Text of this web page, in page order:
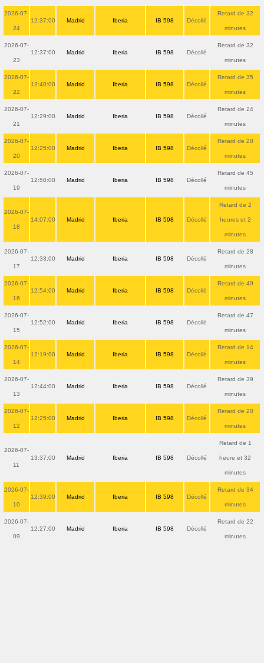
2026-07-
24
12:37:00 Madrid Iberia IB 598 Décollé
Retard de 32
minutes
2026-07-
23
12:37:00 Madrid Iberia IB 598 Décollé
Retard de 32
minutes
2026-07-
22
12:40:00 Madrid Iberia IB 598 Décollé
Retard de 35
minutes
2026-07-
21
12:29:00 Madrid Iberia IB 598 Décollé
Retard de 24
minutes
2026-07-
20
12:25:00 Madrid Iberia IB 598 Décollé
Retard de 20
minutes
2026-07-
19
12:50:00 Madrid Iberia IB 598 Décollé
Retard de 45
minutes
2026-07-
18
14:07:00 Madrid Iberia IB 598 Décollé
Retard de 2
heures et 2
minutes
2026-07-
17
12:33:00 Madrid Iberia IB 598 Décollé
Retard de 28
minutes
2026-07-
16
12:54:00 Madrid Iberia IB 598 Décollé
Retard de 49
minutes
2026-07-
15
12:52:00 Madrid Iberia IB 598 Décollé
Retard de 47
minutes
2026-07-
14
12:19:00 Madrid Iberia IB 598 Décollé
Retard de 14
minutes
2026-07-
13
12:44:00 Madrid Iberia IB 598 Décollé
Retard de 39
minutes
2026-07-
12
12:25:00 Madrid Iberia IB 598 Décollé
Retard de 20
minutes
2026-07-
11
13:37:00 Madrid Iberia IB 598 Décollé
Retard de 1
heure et 32
minutes
2026-07-
10
12:39:00 Madrid Iberia IB 598 Décollé
Retard de 34
minutes
2026-07-
09
12:27:00 Madrid Iberia IB 598 Décollé
Retard de 22
minutes